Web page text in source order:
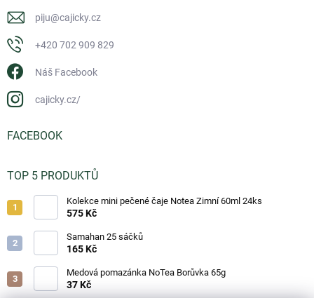
piju@cajicky.cz
+420 702 909 829
Náš Facebook
cajicky.cz/
FACEBOOK
TOP 5 PRODUKTŮ
Kolekce mini pečené čaje Notea Zimní 60ml 24ks
575 Kč
Samahan 25 sáčků
165 Kč
Medová pomazánka NoTea Borůvka 65g
37 Kč